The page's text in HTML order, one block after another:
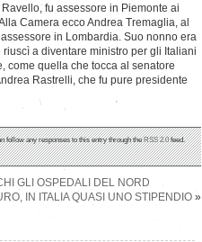
fu assessore in Piemonte ai
Camera ecco Andrea Tremaglia, al
in Lombardia. Suo nonno era
a diventare ministro per gli Italiani
come quella che tocca al senatore
Rastrelli, che fu pure presidente
follow any responses to this entry through theRSS 2.0feed.
GLI OSPEDALI DEL NORD
IN ITALIA QUASI UNO STIPENDIO »